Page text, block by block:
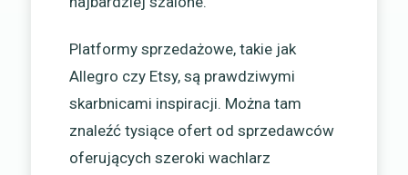
Platformy sprzedażowe, takie jak
Allegro czy Etsy, są prawdziwymi
skarbnicami inspiracji. Można tam
znaleźć tysiące ofert od sprzedawców
oferujących szeroki wachlarz